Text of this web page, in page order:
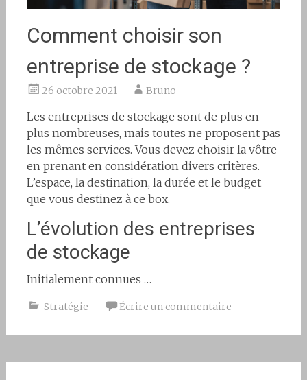
Comment choisir son
entreprise de stockage ?
26 octobre 2021 Bruno
Les entreprises de stockage sont de plus en
plus nombreuses, mais toutes ne proposent pas
les mêmes services. Vous devez choisir la vôtre
en prenant en considération divers critères.
L’espace, la destination, la durée et le budget
que vous destinez à ce box.
L’évolution des entreprises
de stockage
Initialement connues …
Stratégie Écrire un commentaire